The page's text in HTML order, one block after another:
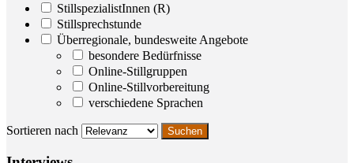
StillspezialistInnen (R)
Stillsprechstunde
Überregionale, bundesweite Angebote
besondere Bedürfnisse
Online-Stillgruppen
Online-Stillvorbereitung
verschiedene Sprachen
Sortieren nach